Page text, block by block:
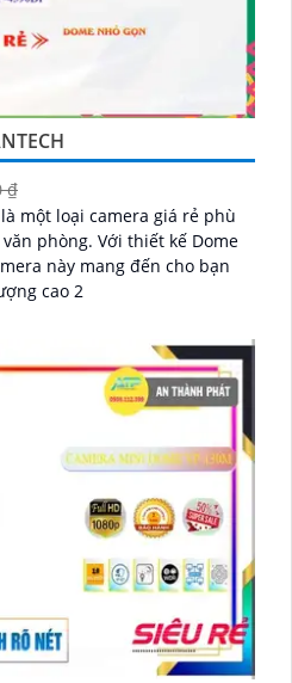
₫
là một loại camera giá rẻ phù
thiết kế Dome
này mang đến cho bạn
cao 2